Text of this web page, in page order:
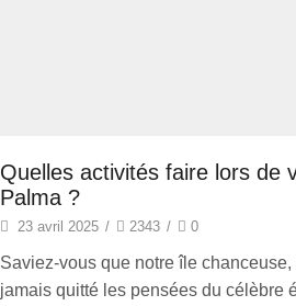
Quelles activités faire lors de
Palma ?
23 avril 2025 / 2343 / 0
Saviez-vous que notre île
jamais quitté les pensées du célèbre